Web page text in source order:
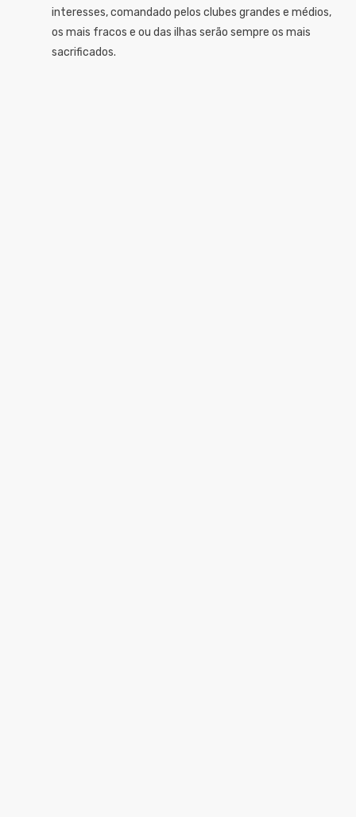
interesses, comandado pelos clubes grandes e médios,
os mais fracos e ou das ilhas serão sempre os mais
sacrificados.